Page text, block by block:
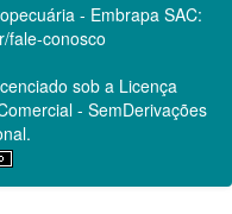
- Embrapa SAC:
fale-conosco
sob a Licença
- SemDerivações